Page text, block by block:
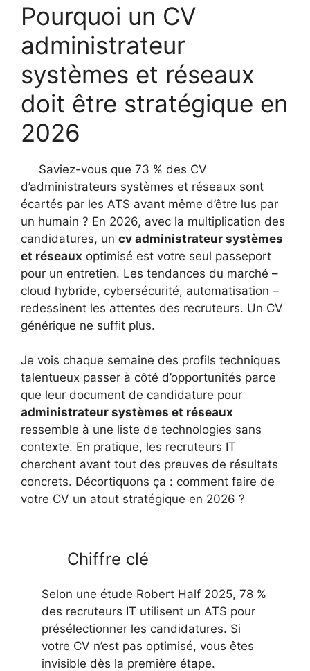
Pourquoi un CV
administrateur
systèmes et réseaux
doit être stratégique en
2026
Saviez-vous que 73 % des CV
d’administrateurs systèmes et réseaux sont
écartés par les ATS avant même d’être lus par
un humain ? En 2026, avec la multiplication des
candidatures, un cv administrateur systèmes
et réseaux optimisé est votre seul passeport
pour un entretien. Les tendances du marché –
cloud hybride, cybersécurité, automatisation –
redessinent les attentes des recruteurs. Un CV
générique ne suffit plus.
Je vois chaque semaine des profils techniques
talentueux passer à côté d’opportunités parce
que leur document de candidature pour
administrateur systèmes et réseaux
ressemble à une liste de technologies sans
contexte. En pratique, les recruteurs IT
cherchent avant tout des preuves de résultats
concrets. Décortiquons ça : comment faire de
votre CV un atout stratégique en 2026 ?
Chiffre clé
Selon une étude Robert Half 2025, 78 %
des recruteurs IT utilisent un ATS pour
présélectionner les candidatures. Si
votre CV n’est pas optimisé, vous êtes
invisible dès la première étape.